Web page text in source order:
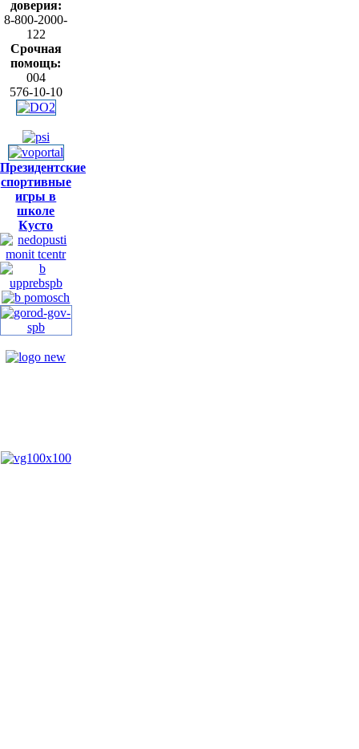
доверия:
8-800-2000-
122
Срочная
помощь:
004
576-10-10
Президентские
спортивные
игры в
школе
Кусто